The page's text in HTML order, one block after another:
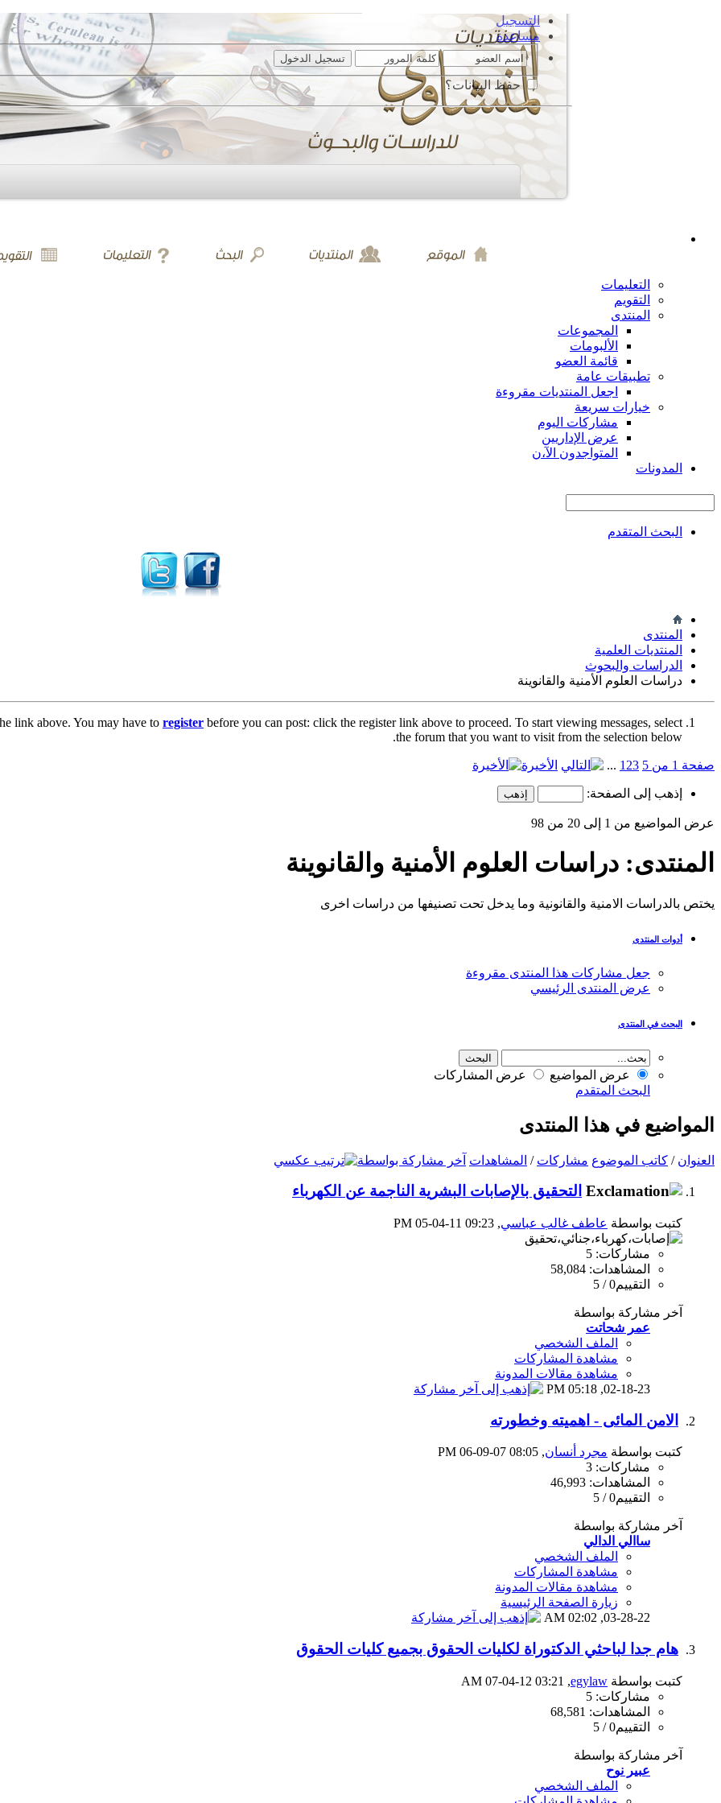
التسجيل
مساعدة
حفظ البيانات؟
التعليمات
التقويم
المنتدى
المجموعات
الألبومات
قائمة العضو
تطبيقات عامة
اجعل المنتديات مقروءة
خيارات سريعة
مشاركات اليوم
عرض الإداريين
المتواجدون الآ،ن
المدونات
البحث المتقدم
المنتدى
المنتديات العلمية
الدراسات والبحوث
دراسات العلوم الأمنية والقانوينة
link above. You may have to register before you can post: click the register link above to proceed. To start viewing messages, select
the forum that you want to visit from the selection below.
صفحة 1 من 5 1 23
... الأخيرة
إذهب إلى الصفحة:
عرض المواضيع من 1 إلى 20 من 98
المنتدى: دراسات العلوم الأمنية والقانوينة
يختص بالدراسات الامنية والقانونية وما يدخل تحت تصنيفها من دراسات اخرى
أدوات المنتدى
جعل مشاركات هذا المنتدى مقروءة
عرض المنتدى الرئيسي
البحث في المنتدى
عرض المواضيع
عرض المشاركات
البحث المتقدم
المواضيع في هذا المنتدى
العنوان / كاتب الموضوع مشاركات / المشاهدات آخر مشاركة بواسطة
التحقيق بالإصابات البشرية الناجمة عن الكهرباء
كتبت بواسطة عاطف غالب عباسي‏, 05-04-11 09:23 PM
مشاركات: 5
المشاهدات: 58,084
التقييم0 / 5
آخر مشاركة بواسطة
عمر شحاتت
الملف الشخصي
مشاهدة المشاركات
مشاهدة مقالات المدونة
02-18-23,
05:18 PM
الامن المائى - اهميته وخطورته
كتبت بواسطة مجرد أنسان‏, 06-09-07 08:05 PM
مشاركات: 3
المشاهدات: 46,993
التقييم0 / 5
آخر مشاركة بواسطة
ساالي الدالي
الملف الشخصي
مشاهدة المشاركات
مشاهدة مقالات المدونة
زيارة الصفحة الرئيسية
03-28-22,
02:02 AM
هام جدا لباحثي الدكتوراة لكليات الحقوق بجميع كليات الحقوق
كتبت بواسطة egylaw
‏, 07-04-12 03:21 AM
مشاركات: 5
المشاهدات: 68,581
التقييم0 / 5
آخر مشاركة بواسطة
عبير نوح
الملف الشخصي